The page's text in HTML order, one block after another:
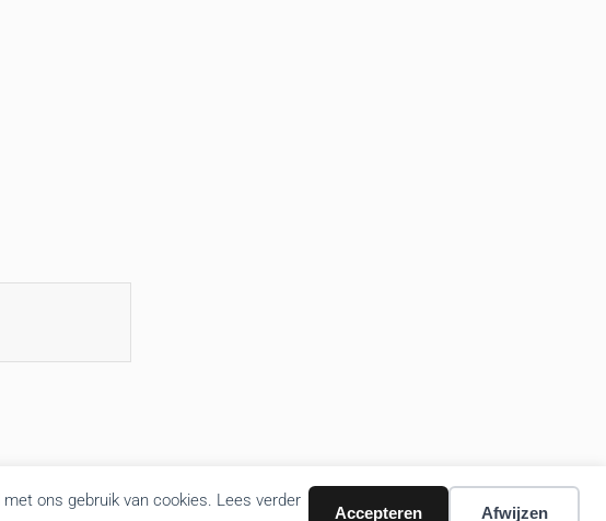
ons gebruik van cookies. Lees verder
Accepteren Afwijzen